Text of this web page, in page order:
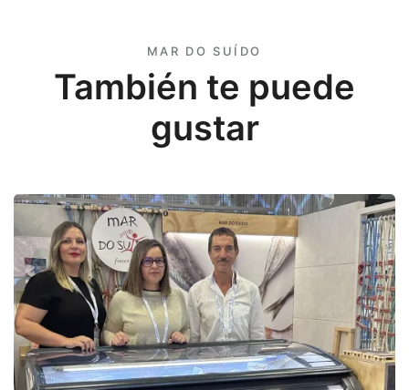
MAR DO SUÍDO
También te puede
gustar